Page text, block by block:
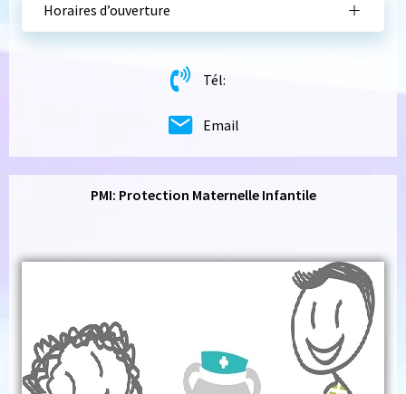
Horaires d’ouverture
Tél:
Email
PMI: Protection Maternelle Infantile